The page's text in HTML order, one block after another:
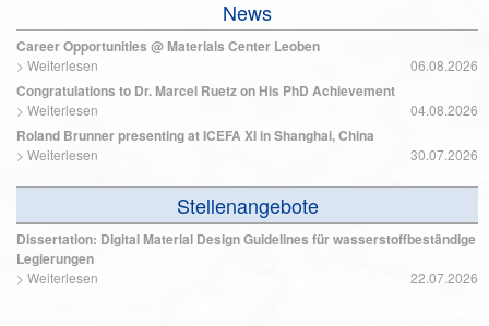
News
Career Opportunities @ Materials Center Leoben
> Weiterlesen 06.08.2026
Congratulations to Dr. Marcel Ruetz on His PhD Achievement
> Weiterlesen 04.08.2026
Roland Brunner presenting at ICEFA XI in Shanghai, China
> Weiterlesen 30.07.2026
Stellenangebote
Dissertation: Digital Material Design Guidelines für wasserstoffbeständige
Legierungen
> Weiterlesen 22.07.2026